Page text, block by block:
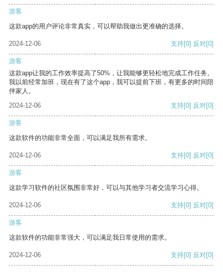
游客
这款app的用户评论非常真实，可以帮助我做出更准确的选择。
2024-12-06 支持[0] 反对[0]
游客
这款app让我的工作效率提高了50%，让我能够更轻松地完成工作任务。
我以前经常加班，现在有了这个app，我可以提前下班，有更多的时间陪
伴家人。
2024-12-06
支持[0] 反对[0]
游客
这款软件的功能非常全面，可以满足我所有需求。
2024-12-06 支持[0] 反对[0]
游客
这款学习软件的社区氛围非常好，可以与其他学习者交流学习心得。
2024-12-06 支持[0] 反对[0]
游客
这款软件的功能非常强大，可以满足我日常使用的需求。
2024-12-06 支持[0] 反对[0]